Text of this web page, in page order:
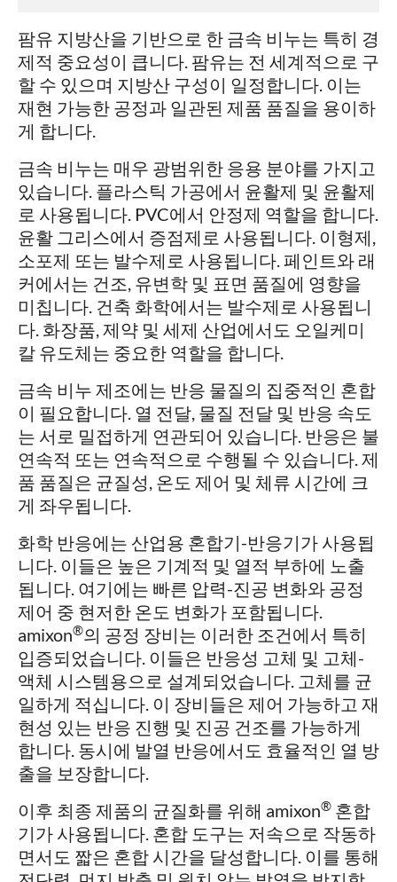
팜유 지방산을 기반으로 한 금속 비누는 특히 경
제적 중요성이 큽니다. 팜유는 전 세계적으로 구
할 수 있으며 지방산 구성이 일정합니다. 이는
재현 가능한 공정과 일관된 제품 품질을 용이하
게 합니다.
금속 비누는 매우 광범위한 응용 분야를 가지고
있습니다. 플라스틱 가공에서 윤활제 및 윤활제
로 사용됩니다. PVC에서 안정제 역할을 합니다.
윤활 그리스에서 증점제로 사용됩니다. 이형제,
소포제 또는 발수제로 사용됩니다. 페인트와 래
커에서는 건조, 유변학 및 표면 품질에 영향을
미칩니다. 건축 화학에서는 발수제로 사용됩니
다. 화장품, 제약 및 세제 산업에서도 오일케미
칼 유도체는 중요한 역할을 합니다.
금속 비누 제조에는 반응 물질의 집중적인 혼합
이 필요합니다. 열 전달, 물질 전달 및 반응 속도
는 서로 밀접하게 연관되어 있습니다. 반응은 불
연속적 또는 연속적으로 수행될 수 있습니다. 제
품 품질은 균질성, 온도 제어 및 체류 시간에 크
게 좌우됩니다.
화학 반응에는 산업용 혼합기-반응기가 사용됩
니다. 이들은 높은 기계적 및 열적 부하에 노출
됩니다. 여기에는 빠른 압력-진공 변화와 공정
제어 중 현저한 온도 변화가 포함됩니다.
amixon®의 공정 장비는 이러한 조건에서 특히
입증되었습니다. 이들은 반응성 고체 및 고체-
액체 시스템용으로 설계되었습니다. 고체를 균
일하게 적십니다. 이 장비들은 제어 가능하고 재
현성 있는 반응 진행 및 진공 건조를 가능하게
합니다. 동시에 발열 반응에서도 효율적인 열 방
출을 보장합니다.
이후 최종 제품의 균질화를 위해 amixon® 혼합
기가 사용됩니다. 혼합 도구는 저속으로 작동하
면서도 짧은 혼합 시간을 달성합니다. 이를 통해